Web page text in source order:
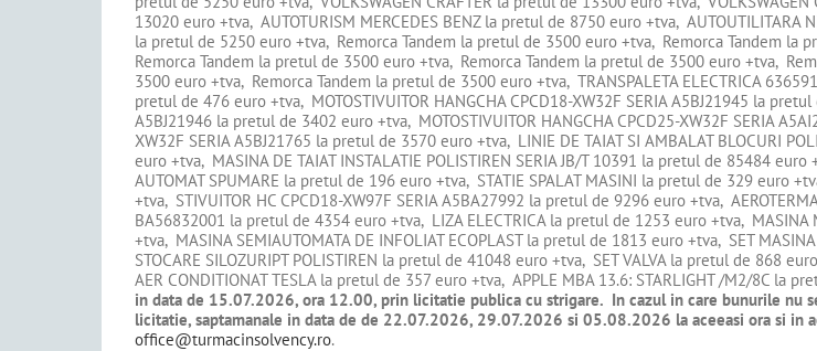
13020 euro +tva, AUTOTURISM MERCEDES BENZ la pretul de 8750 euro +tva, AUTOUTILITARA
la pretul de 5250 euro +tva, Remorca Tandem la pretul de 3500 euro +tva, Remorca Tandem la
Remorca Tandem la pretul de 3500 euro +tva, Remorca Tandem la pretul de 3500 euro +tva,
3500 euro +tva, Remorca Tandem la pretul de 3500 euro +tva, TRANSPALETA ELECTRICA
pretul de 476 euro +tva, MOTOSTIVUITOR HANGCHA CPCD18-XW32F SERIA A5BJ21945 la
A5BJ21946 la pretul de 3402 euro +tva, MOTOSTIVUITOR HANGCHA CPCD25-XW32F SERIA
XW32F SERIA A5BJ21765 la pretul de 3570 euro +tva, LINIE DE TAIAT SI AMBALAT BLOCURI
euro +tva, MASINA DE TAIAT INSTALATIE POLISTIREN SERIA JB/T 10391 la pretul de 85484
AUTOMAT SPUMARE la pretul de 196 euro +tva, STATIE SPALAT MASINI la pretul de 329 euro
+tva, STIVUITOR HC CPCD18-XW97F SERIA A5BA27992 la pretul de 9296 euro +tva,
BA56832001 la pretul de 4354 euro +tva, LIZA ELECTRICA la pretul de 1253 euro +tva, MASINA
+tva, MASINA SEMIAUTOMATA DE INFOLIAT ECOPLAST la pretul de 1813 euro +tva, SET
STOCARE SILOZURIPT POLISTIREN la pretul de 41048 euro +tva, SET VALVA la pretul de 868
AER CONDITIONAT TESLA la pretul de 357 euro +tva, APPLE MBA 13.6: STARLIGHT /M2/8C la
in data de 15.07.2026, ora 12.00, prin licitatie publica cu strigare. In cazul in care bunurile nu
licitatie, saptamanale in data de de 22.07.2026, 29.07.2026 si 05.08.2026 la aceeasi ora si in
office@turmacinsolvency.ro.